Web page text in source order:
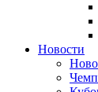
Новости